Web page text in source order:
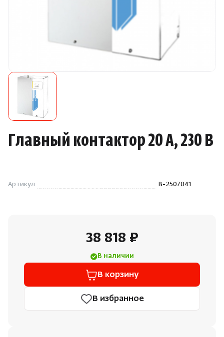
Запчасти
Отопление
Для хаммама
Душевые поддоны и системы слива
Интерьер
Инфракрасные сауны
Главный контактор 20 А, 230 В
Артикул B-2507041
38 818 ₽
В наличии
В корзину
В избранное